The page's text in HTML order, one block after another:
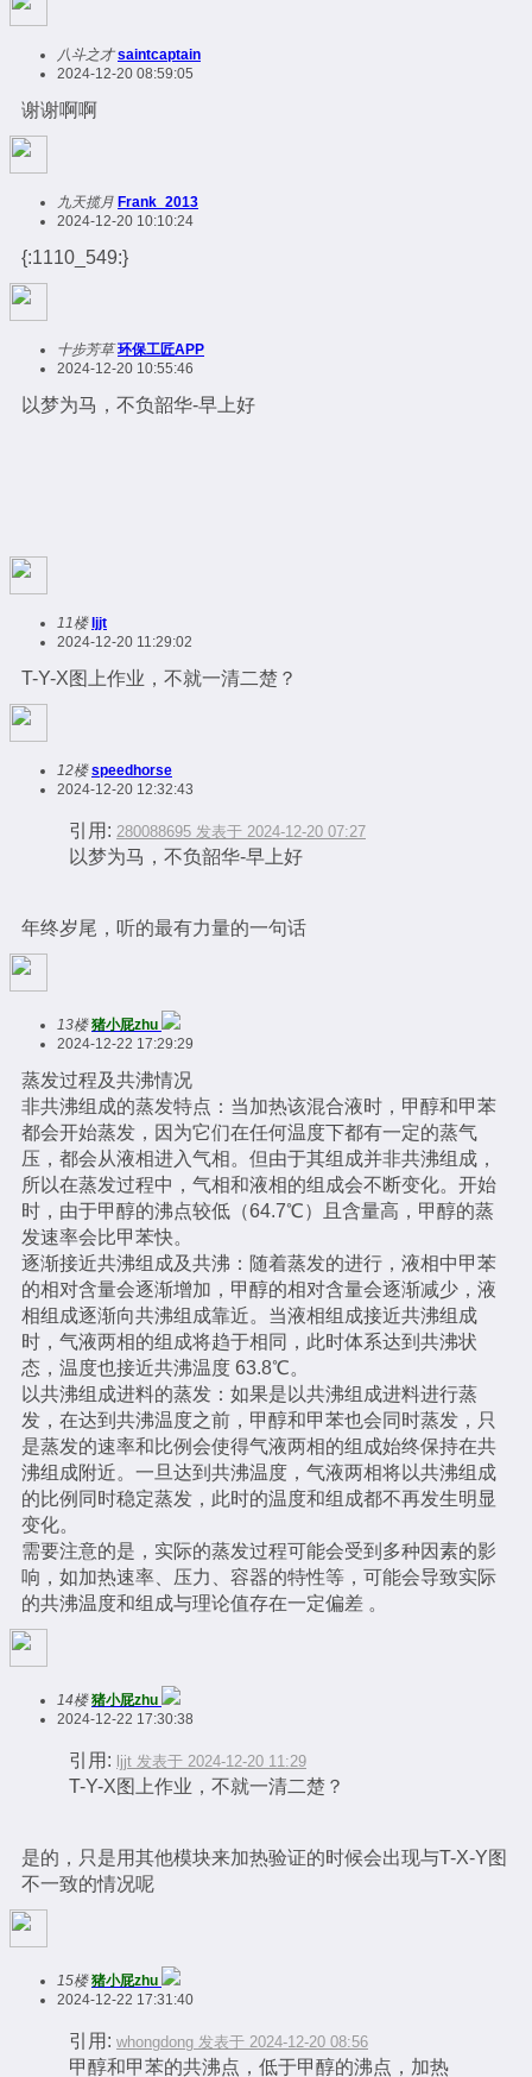
八斗之才 saintcaptain
2024-12-20 08:59:05
谢谢啊啊
九天揽月 Frank_2013
2024-12-20 10:10:24
{:1110_549:}
十步芳草 环保工匠APP
2024-12-20 10:55:46
以梦为马，不负韶华-早上好
11楼 ljjt
2024-12-20 11:29:02
T-Y-X图上作业，不就一清二楚？
12楼 speedhorse
2024-12-20 12:32:43
引用: 280088695 发表于 2024-12-20 07:27
以梦为马，不负韶华-早上好
年终岁尾，听的最有力量的一句话
13楼 猪小屁zhu
2024-12-22 17:29:29
蒸发过程及共沸情况
非共沸组成的蒸发特点：当加热该混合液时，甲醇和甲苯
都会开始蒸发，因为它们在任何温度下都有一定的蒸气
压，都会从液相进入气相。但由于其组成并非共沸组成，
所以在蒸发过程中，气相和液相的组成会不断变化。开始
时，由于甲醇的沸点较低（64.7℃）且含量高，甲醇的蒸
发速率会比甲苯快。
逐渐接近共沸组成及共沸：随着蒸发的进行，液相中甲苯
的相对含量会逐渐增加，甲醇的相对含量会逐渐减少，液
相组成逐渐向共沸组成靠近。当液相组成接近共沸组成
时，气液两相的组成将趋于相同，此时体系达到共沸状
态，温度也接近共沸温度 63.8℃。
以共沸组成进料的蒸发：如果是以共沸组成进料进行蒸
发，在达到共沸温度之前，甲醇和甲苯也会同时蒸发，只
是蒸发的速率和比例会使得气液两相的组成始终保持在共
沸组成附近。一旦达到共沸温度，气液两相将以共沸组成
的比例同时稳定蒸发，此时的温度和组成都不再发生明显
变化。
需要注意的是，实际的蒸发过程可能会受到多种因素的影
响，如加热速率、压力、容器的特性等，可能会导致实际
的共沸温度和组成与理论值存在一定偏差 。
14楼 猪小屁zhu
2024-12-22 17:30:38
引用: ljjt 发表于 2024-12-20 11:29
T-Y-X图上作业，不就一清二楚？
是的，只是用其他模块来加热验证的时候会出现与T-X-Y图
不一致的情况呢
15楼 猪小屁zhu
2024-12-22 17:31:40
引用: whongdong 发表于 2024-12-20 08:56
甲醇和甲苯的共沸点，低于甲醇的沸点，加热